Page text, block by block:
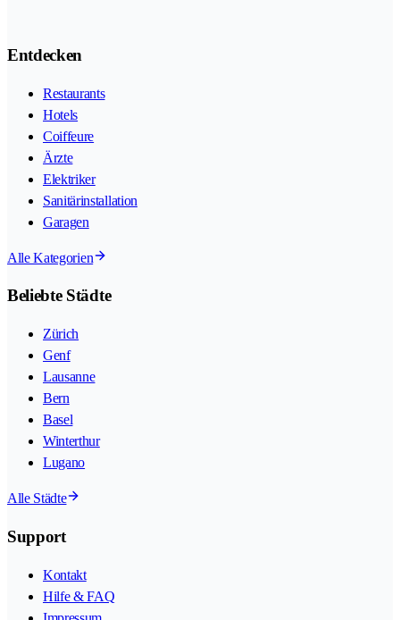
Entdecken
Restaurants
Hotels
Coiffeure
Ärzte
Elektriker
Sanitärinstallation
Garagen
Alle Kategorien
Beliebte Städte
Zürich
Genf
Lausanne
Bern
Basel
Winterthur
Lugano
Alle Städte
Support
Kontakt
Hilfe & FAQ